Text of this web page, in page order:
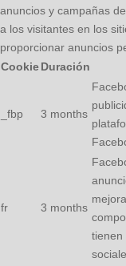
anuncios y campañas
a los visitantes en los
proporcionar anuncios
CookieDuración
_fbp 3 months
fr 3 months
tienen